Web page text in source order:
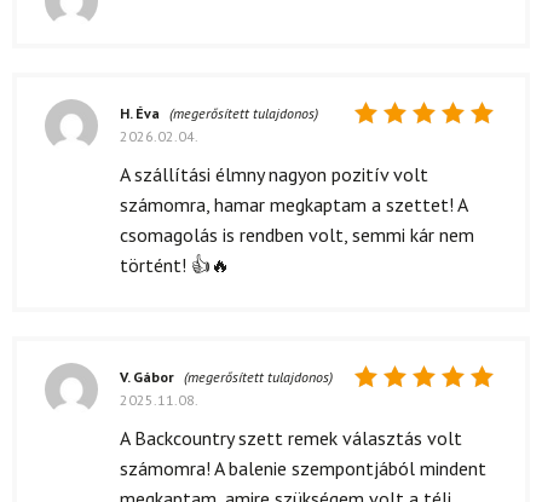
5/ 5
H. Éva (megerősített tulajdonos)
2026.02.04.
A szállítási élmny nagyon pozitív volt
számomra, hamar megkaptam a szettet! A
csomagolás is rendben volt, semmi kár nem
történt! 👍🔥
5/ 5
V. Gábor (megerősített tulajdonos)
2025.11.08.
A Backcountry szett remek választás volt
számomra! A balenie szempontjából mindent